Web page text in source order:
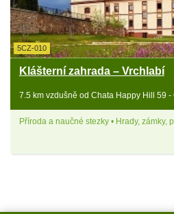
5CZ-010
Klášterní zahrada – Vrchlabí
7.5 km vzdušně od Chata Happy Hill 59
Příroda a naučné stezky • Hrady, zámky,